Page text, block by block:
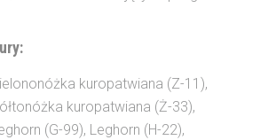
kuropatwiana (Z-11),
kuropatwiana (Ż-33),
(G-99), Leghorn (H-22),